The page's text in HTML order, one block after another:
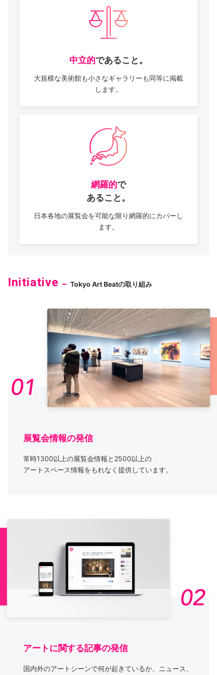
中立的であること。
大規模な美術館も小さなギャラリーも同等に掲載
します。
網羅的で
あること。
日本各地の展覧会を可能な限り網羅的にカバーし
ます。
Initiative Tokyo Art Beatの取り組み
展覧会情報の発信
常時1300以上の展覧会情報と2500以上の
アートスペース情報をもれなく提供しています。
アートに関する記事の発信
国内外のアートシーンで何が起きているか、ニュース、